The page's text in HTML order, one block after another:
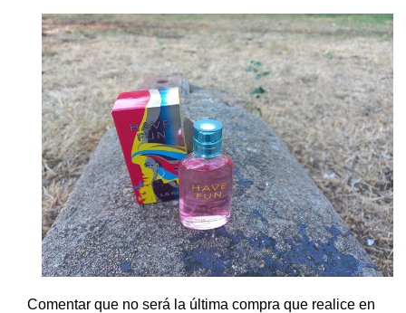
Comentar que no será la última compra que realice en